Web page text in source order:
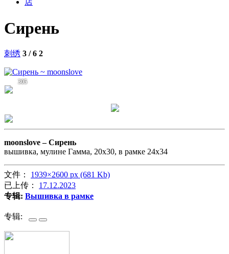
店
Сирень
刺绣 3 / 6 2
305
moonslove –Сирень
вышивка, мулине Гамма, 20х30, в рамке 24х34
文件： 1939×2600 px (681 Kb)
已上传： 17.12.2023
专辑: Вышивка в рамке
专辑: